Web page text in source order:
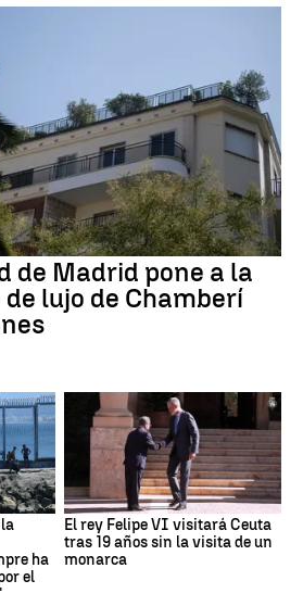
de Madrid pone a la
lujo de Chamberí
ha
el
El rey Felipe VI visitará Ceuta
tras 19 años sin la visita de un
monarca